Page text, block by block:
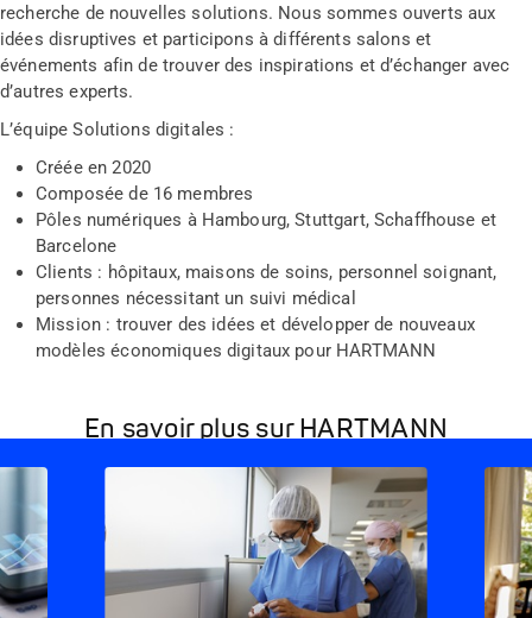
recherche de nouvelles solutions. Nous sommes ouverts aux
idées disruptives et participons à différents salons et
événements afin de trouver des inspirations et d’échanger avec
d’autres experts.
L’équipe Solutions digitales :
Créée en 2020
Composée de 16 membres
Pôles numériques à Hambourg, Stuttgart, Schaffhouse et
Barcelone
Clients : hôpitaux, maisons de soins, personnel soignant,
personnes nécessitant un suivi médical
Mission : trouver des idées et développer de nouveaux
modèles économiques digitaux pour HARTMANN
En savoir plus sur HARTMANN